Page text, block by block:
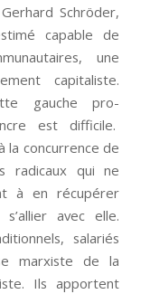
Schröder,
capable de
une
capitaliste.
gauche pro-
est difficile.
la concurrence de
radicaux qui ne
à en récupérer
avec elle.
salariés
marxiste de la
Ils apportent